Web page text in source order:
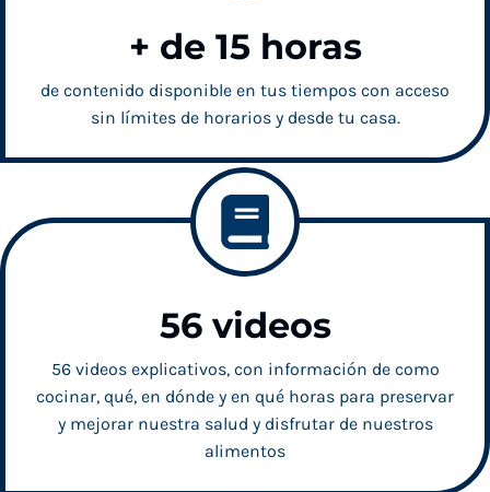
+ de 15 horas
de contenido disponible en tus tiempos con acceso
sin límites de horarios y desde tu casa.
56 videos
56 videos explicativos, con información de como
cocinar, qué, en dónde y en qué horas para preservar
y mejorar nuestra salud y disfrutar de nuestros
alimentos